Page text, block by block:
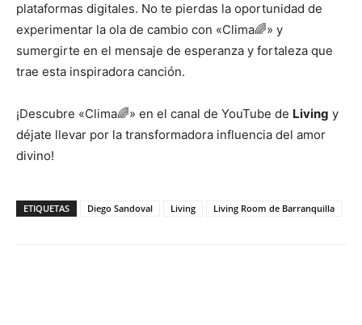
plataformas digitales. No te pierdas la oportunidad de
experimentar la ola de cambio con «Clima🌈» y
sumergirte en el mensaje de esperanza y fortaleza que
trae esta inspiradora canción.
¡Descubre «Clima🌈» en el canal de YouTube de Living y
déjate llevar por la transformadora influencia del amor
divino!
ETIQUETAS Diego Sandoval Living Living Room de Barranquilla